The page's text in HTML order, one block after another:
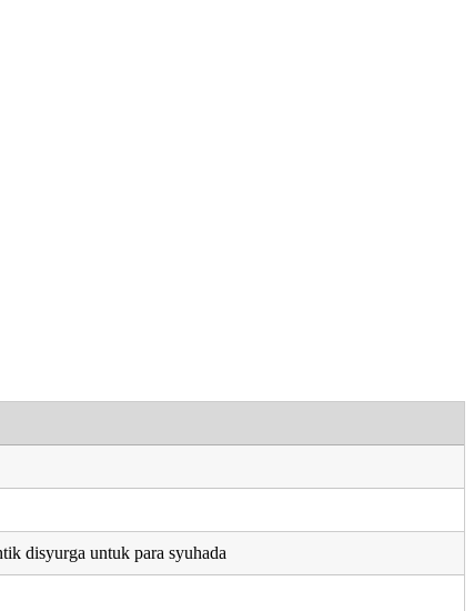
disyurga untuk para syuhada